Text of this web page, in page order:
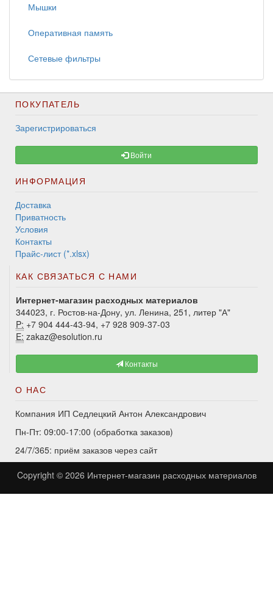
Мышки
Оперативная память
Сетевые фильтры
ПОКУПАТЕЛЬ
Зарегистрироваться
Войти
ИНФОРМАЦИЯ
Доставка
Приватность
Условия
Контакты
Прайс-лист (*.xlsx)
КАК СВЯЗАТЬСЯ С НАМИ
Интернет-магазин расходных материалов
344023, г. Ростов-на-Дону, ул. Ленина, 251, литер "А"
P: +7 904 444-43-94, +7 928 909-37-03
E: zakaz@esolution.ru
Контакты
О НАС
Компания ИП Седлецкий Антон Александрович
Пн-Пт: 09:00-17:00 (обработка заказов)
24/7/365: приём заказов через сайт
Copyright © 2026 Интернет-магазин расходных материалов